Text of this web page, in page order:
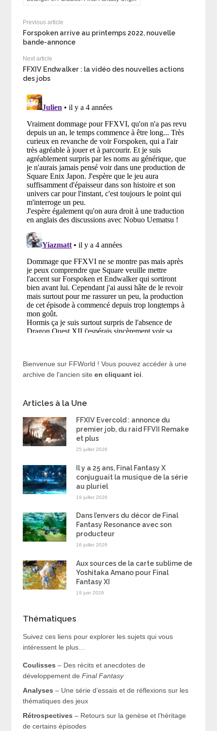
Previous article
Forspoken arrive au printemps 2022, nouvelle
bande-annonce
Next article
FFXIV Endwalker : la vidéo des nouvelles actions
des jobs
Bienvenue sur FFWorld ! Vous pouvez accéder à une
archive de l'ancien site en cliquant ici
Articles à la Une
FFXIV Evercold : annonce du
premier job, du raid FFVII Remake
et plus
25 juillet 2026
Il y a 25 ans, Final Fantasy X
conjuguait la musique de la série
au pluriel
19 juillet 2026
Dans l’envers du décor de Final
Fantasy Resonance avec son
producteur
16 juillet 2026
Aux sources de la carte sublime de
Yoshitaka Amano pour Final
Fantasy XI
19 juin 2026
Thématiques
Suivez ces liens pour explorer les sujets qui vous
intéressent le plus…
Coulisses – Des récits et anecdotes de
développement de Final Fantasy
Analyses – Une série d’essais et de réflexions sur les
thématiques des jeux
Rétrospectives – Retours sur la genèse et l’héritage
de certains épisodes